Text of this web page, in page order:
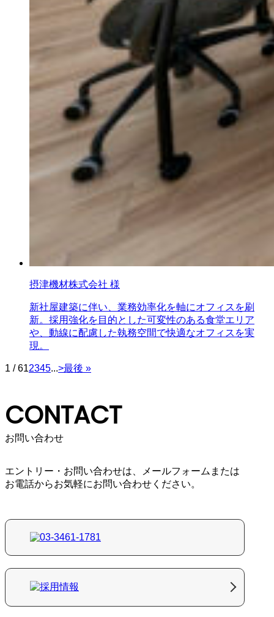
摂津機材株式会社 様
新社屋建築に伴い、業務効率化を軸にオフィスを刷
新。採用強化を目的とした可変性のある食堂エリア
や、動線に配慮した執務空間で快適なオフィスを実
現。
1 / 612345...>最後 »
CONTACT
お問い合わせ
エントリー・お問い合わせは、メールフォームまたは
お電話からお気軽にお問い合わせください。